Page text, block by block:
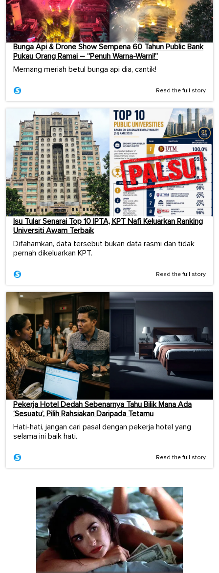
Bunga Api & Drone Show Sempena 60 Tahun Public Bank
Pukau Orang Ramai – “Penuh Warna-Warni!”
Memang meriah betul bunga api dia, cantik!
Read the full story
Isu Tular Senarai Top 10 IPTA, KPT Nafi Keluarkan Ranking
Universiti Awam Terbaik
Difahamkan, data tersebut bukan data rasmi dan tidak
pernah dikeluarkan KPT.
Read the full story
Pekerja Hotel Dedah Sebenarnya Tahu Bilik Mana Ada
‘Sesuatu’, Pilih Rahsiakan Daripada Tetamu
Hati-hati, jangan cari pasal dengan pekerja hotel yang
selama ini baik hati.
Read the full story